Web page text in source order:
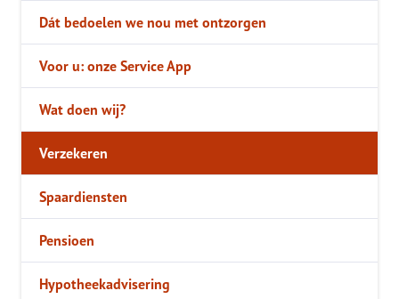
Dát bedoelen we nou met ontzorgen
Voor u: onze Service App
Wat doen wij?
Verzekeren
Spaardiensten
Pensioen
Hypotheekadvisering